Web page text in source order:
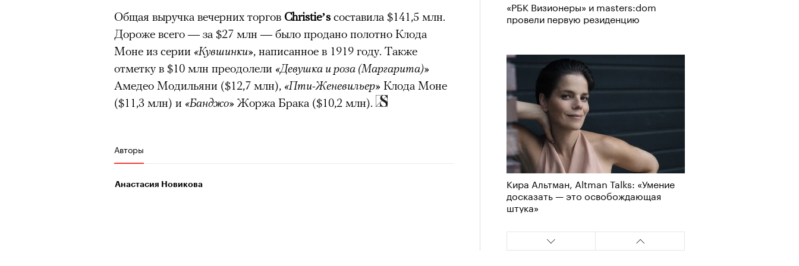
«РБК Визионеры» и masters:dom
провели первую резиденцию
Кира Альтман, Altman Talks: «Умение
досказать — это освобождающая
штука»
Общая выручка вечерних торгов Christie’s составила $141,5 млн.
Дороже всего — за $27 млн — было продано полотно Клода
Моне из серии «Кувшинки», написанное в 1919 году. Также
отметку в $10 млн преодолели «Девушка и роза (Маргарита)»
Амедео Модильяни ($12,7 млн), «Пти-Женевильер» Клода Моне
($11,3 млн) и «Банджо» Жоржа Брака ($10,2 млн).
Авторы
Анастасия Новикова